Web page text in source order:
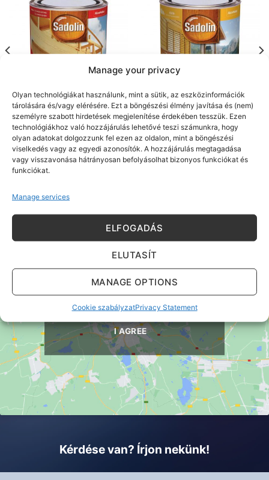
Manage your privacy
Olyan technológiákat használunk, mint a sütik, az eszközinformációk
tárolására és/vagy elérésére. Ezt a böngészési élmény javítása és (nem)
személyre szabott hirdetések megjelenítése érdekében tesszük. Ezen
technológiákhoz való hozzájárulás lehetővé teszi számunkra, hogy
olyan adatokat dolgozzunk fel ezen az oldalon, mint a böngészési
viselkedés vagy az egyedi azonosítók. A hozzájárulás megtagadása
vagy visszavonása hátrányosan befolyásolhat bizonyos funkciókat és
funkciókat.
Manage services
ELFOGADÁS
ELUTASÍT
MANAGE OPTIONS
Cookie szabályzatPrivacy Statement
SADOLIN
Sadolin Base
SADOLIN
Sadolin Extra
Click 'I agree' to enable Google maps
Cookie szabályzat
I AGREE
Kérdése van? Írjon nekünk!